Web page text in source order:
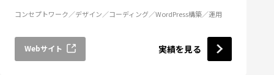
コンセプトワーク デザイン コーディング WordPress構築 運用
Webサイト 実績を見る